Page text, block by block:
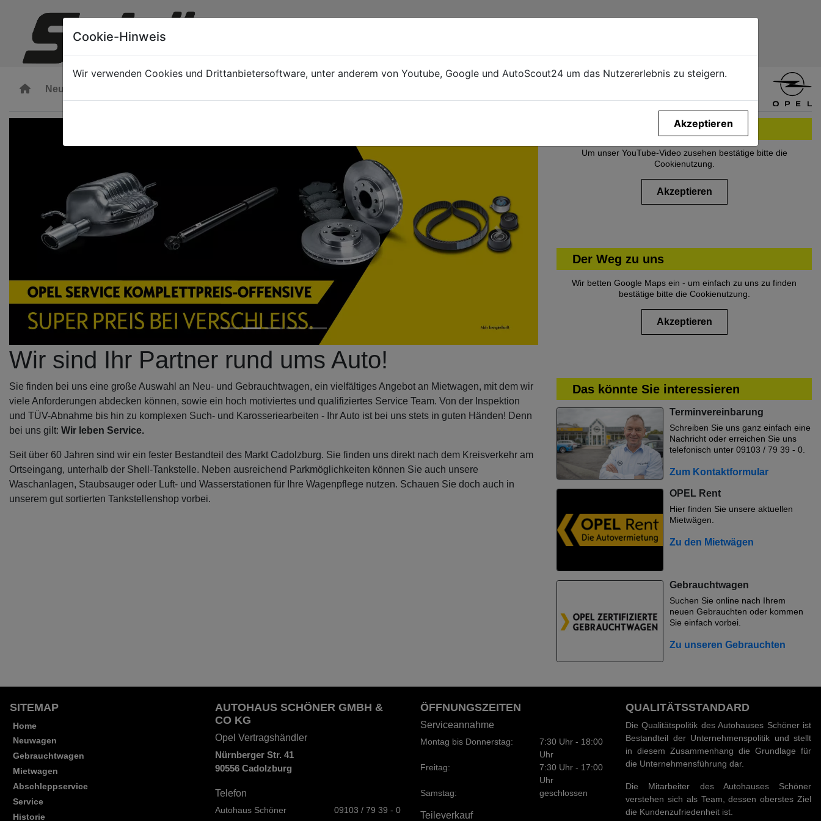
Cookie-Hinweis
Wir verwenden Cookies und Drittanbietersoftware, unter anderem von Youtube, Google und AutoScout24 um das Nutzererlebnis zu steigern.
Akzeptieren
Wir sind Ihr Partner rund ums Auto!
Neuwagen
Wir sind Ihr Partner rund ums Auto!
Sie finden bei uns eine große Auswahl an Neu- und Gebrauchtwagen, ein vielfältiges Angebot an Mietwagen, mit dem wir
viele Anforderungen abdecken können, sowie ein hoch motiviertes und qualifiziertes Service Team. Von der Inspektion
und TÜV-Abnahme bis hin zu komplexen Such- und Karosseriearbeiten - Ihr Auto ist bei uns stets in guten Händen! Denn
bei uns gilt: Wir leben Service.
Seit über 60 Jahren sind wir ein fester Bestandteil des Markt Cadolzburg. Sie finden uns direkt nach dem Kreisverkehr am
Ortseingang, unterhalb der Shell-Tankstelle. Neben ausreichend Parkmöglichkeiten können Sie auch unsere
Waschanlagen, Staubsauger oder Luft- und Wasserstationen für Ihre Wagenpflege nutzen. Schauen Sie doch auch in
unserem gut sortierten Tankstellenshop vorbei.
Umziehen leicht gemacht
Um unser YouTube-Video zusehen bestätige bitte die
Cookienutzung.
Akzeptieren
Der Weg zu uns
Wir betten Google Maps ein - um einfach zu uns zu finden
bestätige bitte die Cookienutzung.
Akzeptieren
Das könnte Sie interessieren
Terminvereinbarung
Schreiben Sie uns ganz einfach eine
Nachricht oder erreichen Sie uns
telefonisch unter 09103 / 79 39 - 0.
Zum Kontaktformular
OPEL Rent
Hier finden Sie unsere aktuellen
Mietwägen.
Zu den Mietwägen
Gebrauchtwagen
Suchen Sie online nach Ihrem
neuen Gebrauchten oder kommen
Sie einfach vorbei.
Zu unseren Gebrauchten
SITEMAP
Home
Neuwagen
Gebrauchtwagen
Mietwagen
Abschleppservice
Service
Historie
AUTOHAUS SCHÖNER GMBH &
CO KG
Opel Vertragshändler
Nürnberger Str. 41
90556 Cadolzburg
Telefon
Autohaus Schöner 09103 / 79 39 - 0
ÖFFNUNGSZEITEN
Serviceannahme
Montag bis Donnerstag:
7:30 Uhr - 18:00
Uhr
Freitag:
7:30 Uhr - 17:00
Uhr
Samstag:
geschlossen
Teileverkauf
QUALITÄTSSTANDARD
Die Qualitätspolitik des Autohauses Schöner ist
Bestandteil der Unternehmenspolitik und stellt
in diesem Zusammenhang die Grundlage für
die Unternehmensführung dar.
Die Mitarbeiter des Autohauses Schöner
verstehen sich als Team, dessen oberstes Ziel
die Kundenzufriedenheit ist.